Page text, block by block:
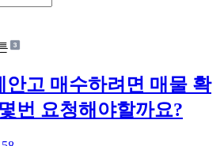
안고 매수하려면 매물 확
번 요청해야할까요?